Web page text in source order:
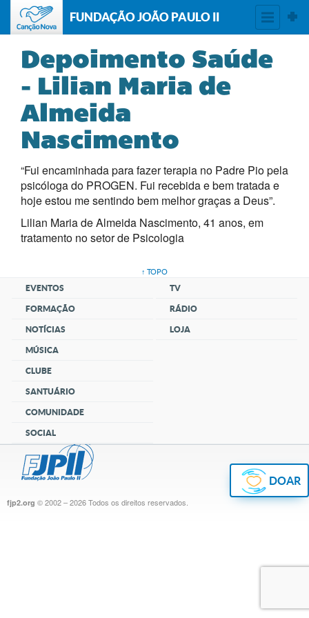
FUNDAÇÃO JOÃO PAULO II
Depoimento Saúde
- Lilian Maria de
Almeida
Nascimento
“Fui encaminhada para fazer terapia no Padre Pio pela
psicóloga do PROGEN. Fui recebida e bem tratada e
hoje estou me sentindo bem melhor graças a Deus”.
Lilian Maria de Almeida Nascimento, 41 anos, em
tratamento no setor de Psicologia
↑ TOPO
EVENTOS
FORMAÇÃO
NOTÍCIAS
MÚSICA
CLUBE
SANTUÁRIO
COMUNIDADE
SOCIAL
TV
RÁDIO
LOJA
DOAR
fjp2.org © 2002 – 2026Todos os direitos reservados.